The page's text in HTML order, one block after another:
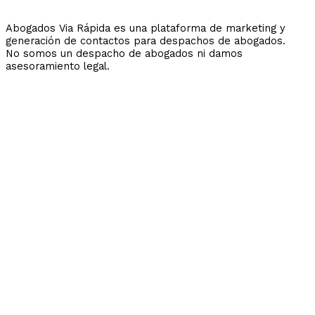
Abogados Via Rápida es una plataforma de marketing y
generación de contactos para despachos de abogados.
No somos un despacho de abogados ni damos
asesoramiento legal.